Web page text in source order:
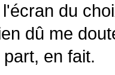
du
dû me
en fait.